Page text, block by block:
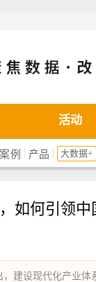
活动
案例 | 产品 | 大数据+
如何引领
，建设现代化产业